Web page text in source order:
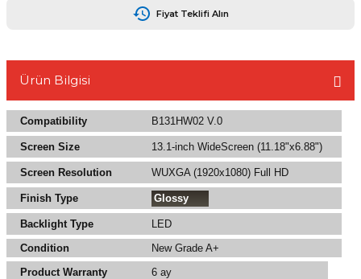
Fiyat Teklifi Alın
Ürün Bilgisi
Compatibility B131HW02 V.0
Screen Size 13.1-inch WideScreen (11.18"x6.88")
Screen Resolution WUXGA (1920x1080) Full HD
Finish Type Glossy
Backlight Type
LED
Condition
New Grade A+
Product Warranty
6 ay